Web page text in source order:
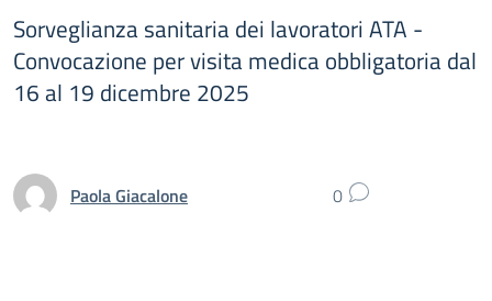
Sorveglianza sanitaria dei lavoratori ATA -
Convocazione per visita medica obbligatoria dal
16 al 19 dicembre 2025
Paola Giacalone 0